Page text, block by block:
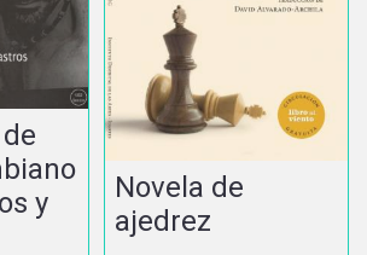
y
Novela de
ajedrez